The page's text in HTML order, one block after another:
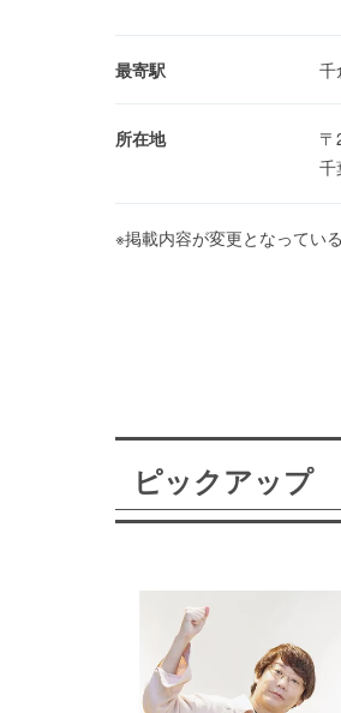
最寄駅 千
所在地
千
※掲載内容が変更となってい
ピックアップ